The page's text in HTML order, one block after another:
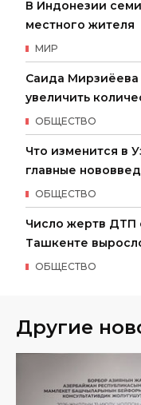
В Индонезии
местного жителя
МИР
Саида Мирзиёева
увеличить
ОБЩЕСТВО
Что изменится в
главные
ОБЩЕСТВО
Число жертв ДТП
Ташкенте
ОБЩЕСТВО
Другие